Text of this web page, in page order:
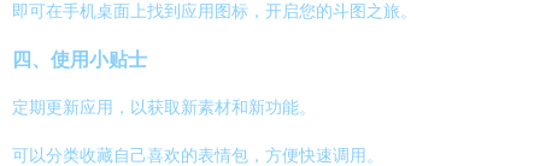
即可在手机桌面上找到应用图标，开启您的斗图之旅。
四、使用小贴士
定期更新应用，以获取新素材和新功能。
可以分类收藏自己喜欢的表情包，方便快速调用。